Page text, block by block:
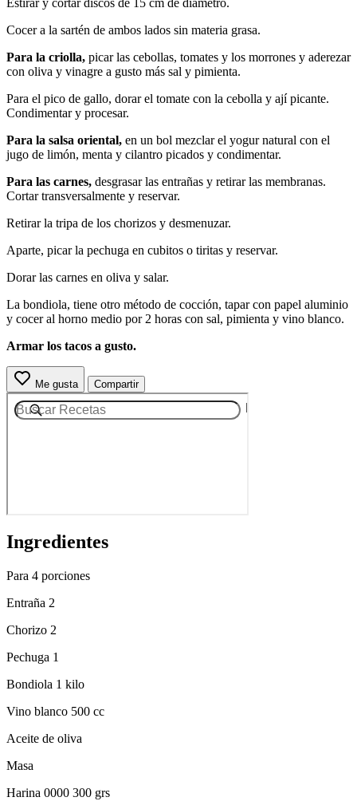
Cocer a la sartén de ambos lados sin materia grasa.
Para la criolla, picar las cebollas, tomates y los morrones y aderezar
con oliva y vinagre a gusto más sal y pimienta.
Para el pico de gallo, dorar el tomate con la cebolla y ají picante.
Condimentar y procesar.
Para la salsa oriental, en un bol mezclar el yogur natural con el
jugo de limón, menta y cilantro picados y condimentar.
Para las carnes, desgrasar las entrañas y retirar las membranas.
Cortar transversalmente y reservar.
Retirar la tripa de los chorizos y desmenuzar.
Aparte, picar la pechuga en cubitos o tiritas y reservar.
Dorar las carnes en oliva y salar.
La bondiola, tiene otro método de cocción, tapar con papel aluminio
y cocer al horno medio por 2 horas con sal, pimienta y vino blanco.
Armar los tacos a gusto.
Me gusta Compartir
Ingredientes
Para 4 porciones
Entraña 2
Chorizo 2
Pechuga 1
Bondiola 1 kilo
Vino blanco 500 cc
Aceite de oliva
Masa
Harina 0000 300 grs